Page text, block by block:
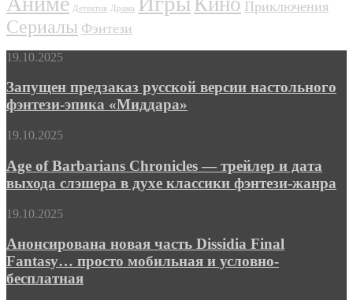
Детектив Драма Приключения
Сериалы Фэнтези
Запущен
русской
версии
настольного
эпика
19.10.2025
Запущен предзаказ русской версии настольного
фэнтези-эпика «Миддара»
Age
Barbarians
Chronicles
—
и
выхода
слэшера
в
19.10.2025
Age of Barbarians Chronicles — трейлер и дата
выхода слэшера в духе классики фэнтези-жанра
Анонсирована
часть
Dissidia
Final
Fantasy…
19.10.2025
Анонсирована новая часть Dissidia Final
Fantasy… просто мобильная и условно-
бесплатная